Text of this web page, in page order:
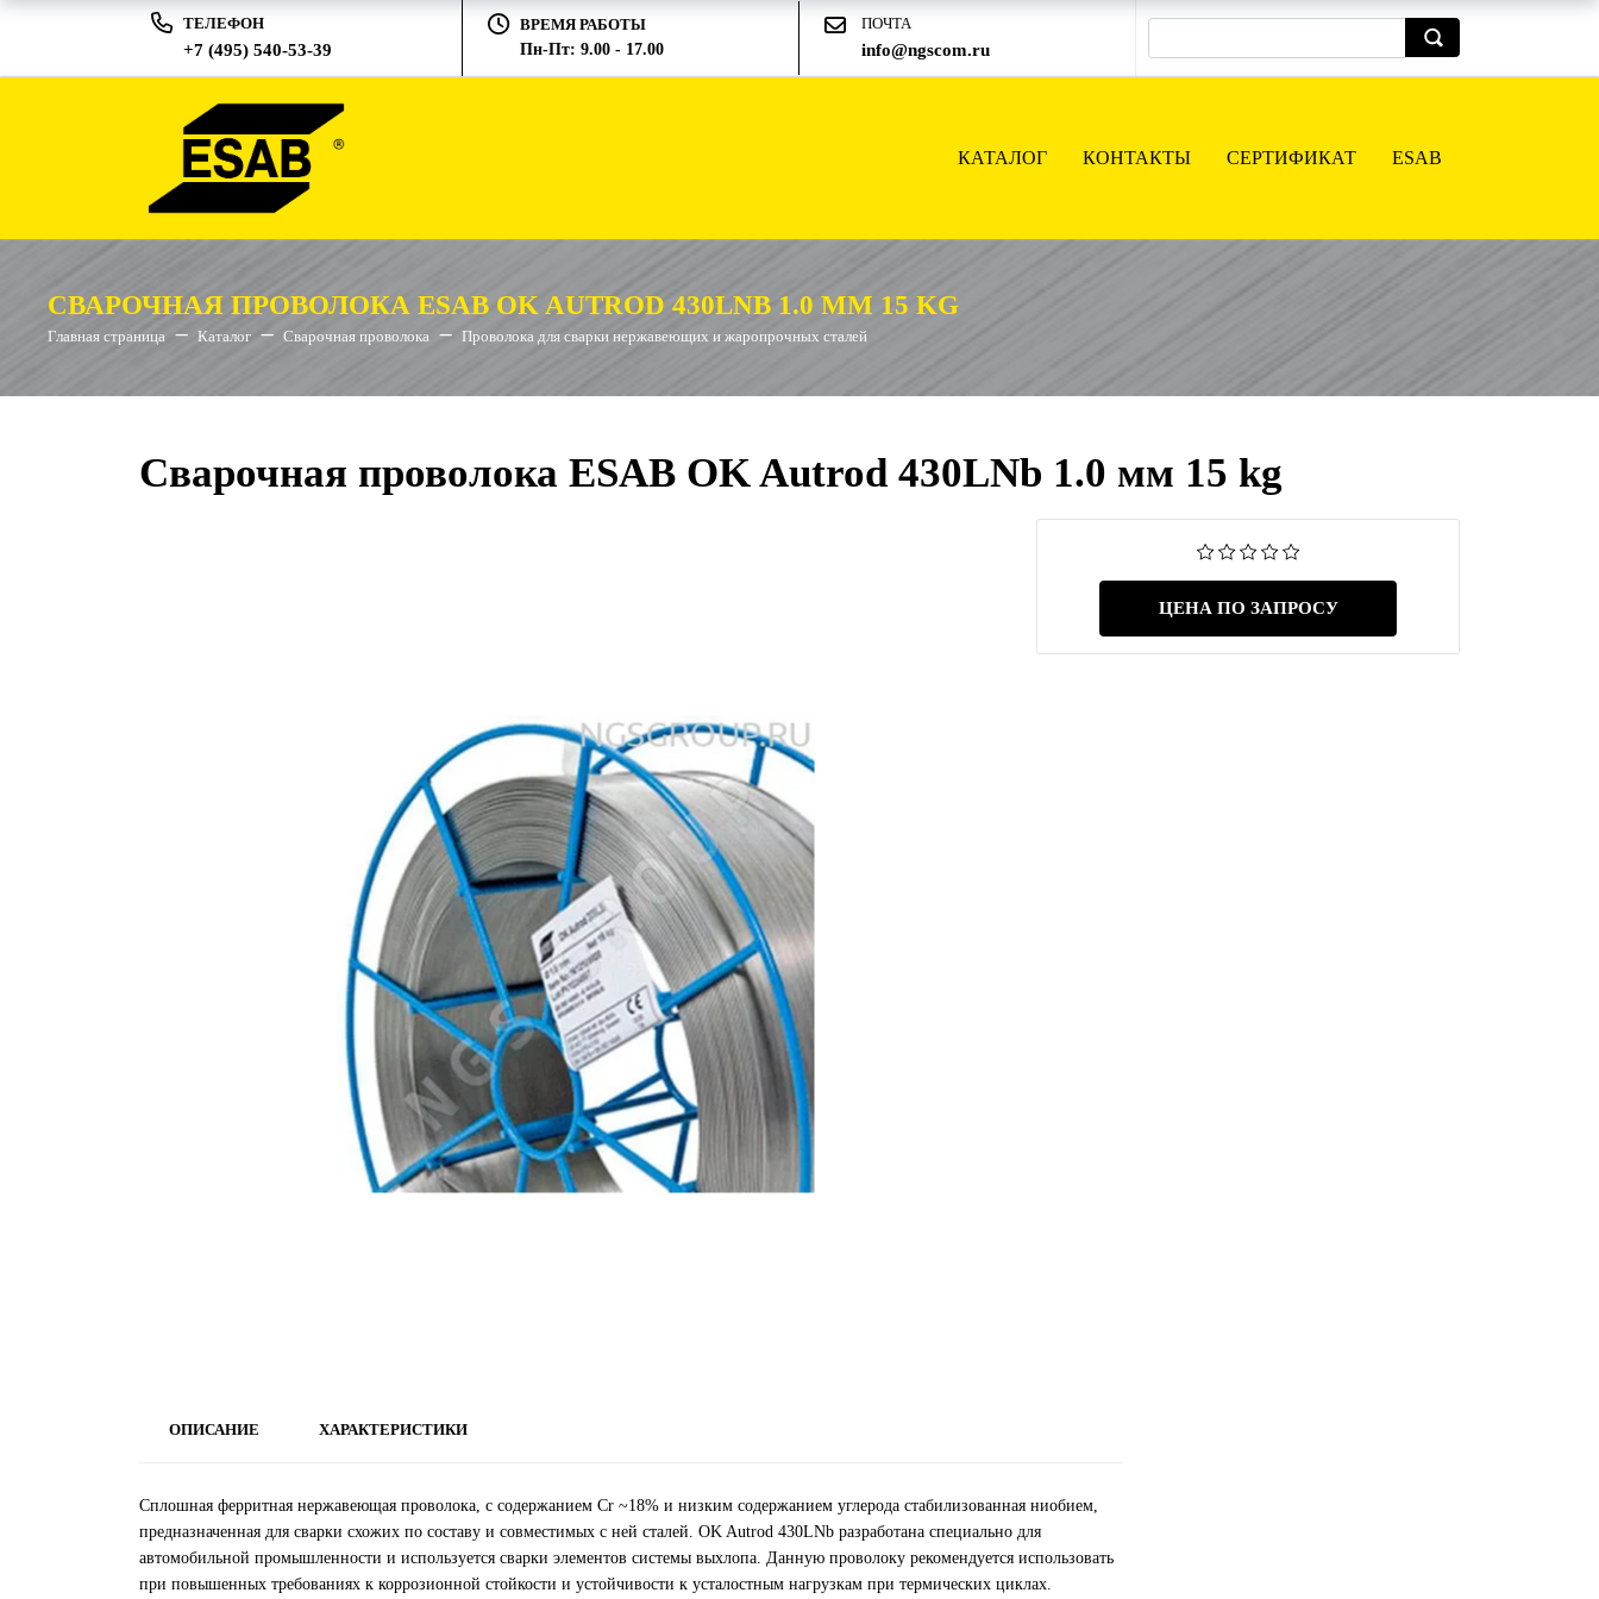
ТЕЛЕФОН
+7 (495) 540-53-39
ВРЕМЯ РАБОТЫ
Пн-Пт: 9.00 - 17.00
ПОЧТА
info@ngscom.ru
КАТАЛОГ КОНТАКТЫ СЕРТИФИКАТ ESAB
СВАРОЧНАЯ ПРОВОЛОКА ESAB OK AUTROD 430LNB 1.0 ММ 15 KG
Главная страница Каталог Сварочная проволока Проволока для сварки нержавеющих и жаропрочных сталей
Сварочная проволока ESAB OK Autrod 430LNb 1.0 мм 15 kg
ЦЕНА ПО ЗАПРОСУ
ОПИСАНИЕ ХАРАКТЕРИСТИКИ
Сплошная ферритная нержавеющая проволока, с содержанием Cr ~18% и низким содержанием углерода стабилизованная ниобием,
предназначенная для сварки схожих по составу и совместимых с ней сталей. OK Autrod 430LNb разработана специально для
автомобильной промышленности и используется сварки элементов системы выхлопа. Данную проволоку рекомендуется использовать
при повышенных требованиях к коррозионной стойкости и устойчивости к усталостным нагрузкам при термических циклах.